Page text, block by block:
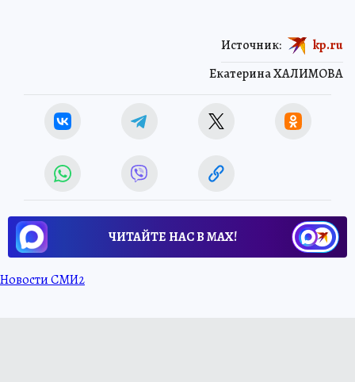
Екатерина ХАЛИМОВА
Источник: kp.ru
ЧИТАЙТЕ НАС В МАХ!
Новости СМИ2